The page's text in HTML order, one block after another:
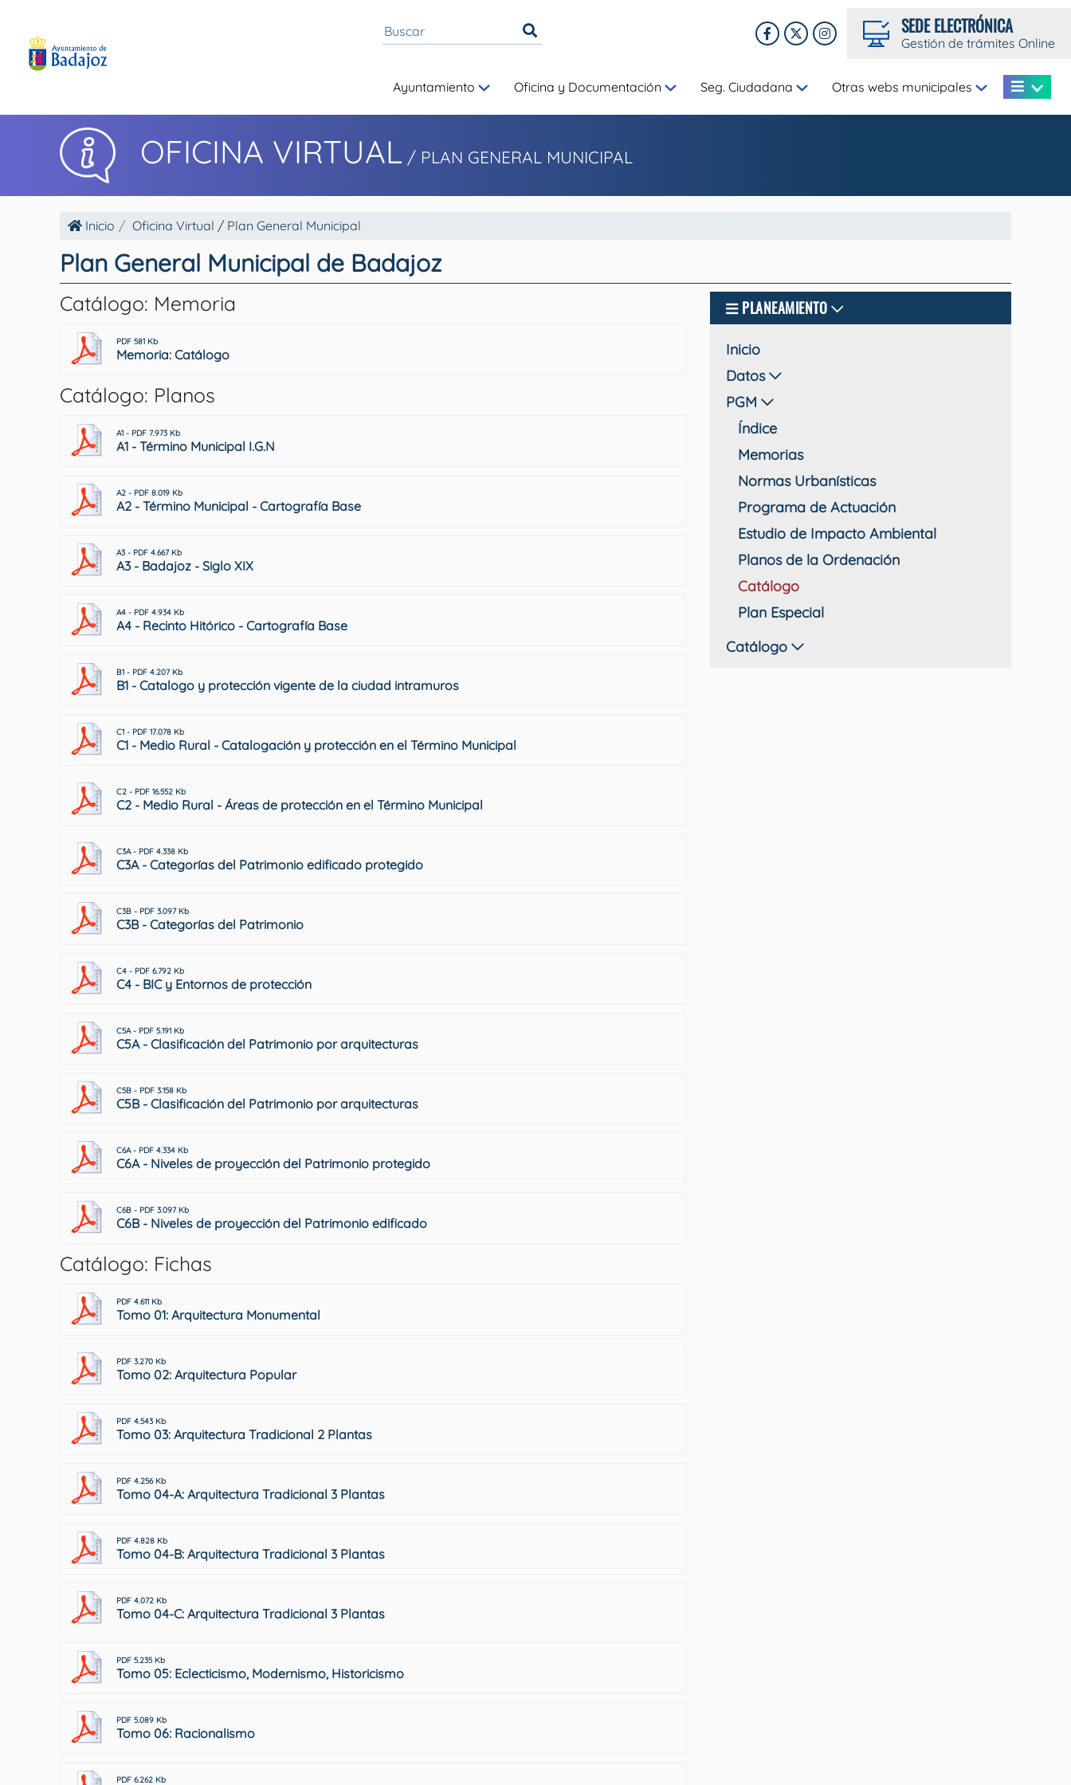
SEDE ELECTRÓNICA
Gestión de trámites Online
Ayuntamiento Oficina y Documentación Seg. Ciudadana Otras webs municipales
OFICINA VIRTUAL / PLAN GENERAL MUNICIPAL
Inicio Oficina Virtual / Plan General Municipal
Plan General Municipal de Badajoz
Catálogo: Memoria
PDF 581 Kb
Memoria: Catálogo
Catálogo: Planos
A1 - PDF 7.973 Kb
A1 - Término Municipal I.G.N
A2 - PDF 8.019 Kb
A2 - Término Municipal - Cartografía Base
A3 - PDF 4.667 Kb
A3 - Badajoz - Siglo XIX
A4 - PDF 4.934 Kb
A4 - Recinto Hitórico - Cartografía Base
B1 - PDF 4.207 Kb
B1 - Catalogo y protección vigente de la ciudad intramuros
C1 - PDF 17.078 Kb
C1 - Medio Rural - Catalogación y protección en el Término Municipal
C2 - PDF 16.552 Kb
C2 - Medio Rural - Áreas de protección en el Término Municipal
C3A - PDF 4.338 Kb
C3A - Categorías del Patrimonio edificado protegido
C3B - PDF 3.097 Kb
C3B - Categorías del Patrimonio
C4 - PDF 6.792 Kb
C4 - BIC y Entornos de protección
C5A - PDF 5.191 Kb
C5A - Clasificación del Patrimonio por arquitecturas
C5B - PDF 3.158 Kb
C5B - Clasificación del Patrimonio por arquitecturas
C6A - PDF 4.334 Kb
C6A - Niveles de proyección del Patrimonio protegido
C6B - PDF 3.097 Kb
C6B - Niveles de proyección del Patrimonio edificado
Catálogo: Fichas
PDF 4.611 Kb
Tomo 01: Arquitectura Monumental
PDF 3.270 Kb
Tomo 02: Arquitectura Popular
PDF 4.543 Kb
Tomo 03: Arquitectura Tradicional 2 Plantas
PDF 4.256 Kb
Tomo 04-A: Arquitectura Tradicional 3 Plantas
PDF 4.828 Kb
Tomo 04-B: Arquitectura Tradicional 3 Plantas
PDF 4.072 Kb
Tomo 04-C: Arquitectura Tradicional 3 Plantas
PDF 5.235 Kb
Tomo 05: Eclecticismo, Modernismo, Historicismo
PDF 5.089 Kb
Tomo 06: Racionalismo
PDF 6.262 Kb
PLANEAMIENTO
Inicio
Datos
PGM
Índice
Memorias
Normas Urbanísticas
Programa de Actuación
Estudio de Impacto Ambiental
Planos de la Ordenación
Catálogo
Plan Especial
Catálogo